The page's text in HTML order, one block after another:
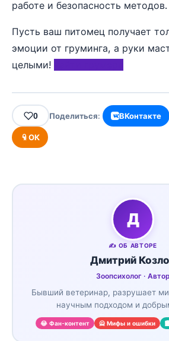
работе и безопасность методов.
Пусть ваш питомец получает
эмоции от груминга, а руки
целыми!
0 Поделиться: ВКонтакте
ОК
Д
✍️ ОБ АВТОРЕ
Дмитрий
Зоопсихолог · Автор
Бывший ветеринар, разрушает
научным подходом и
😂 Фан-контент 🙅 Мифы и ошибки